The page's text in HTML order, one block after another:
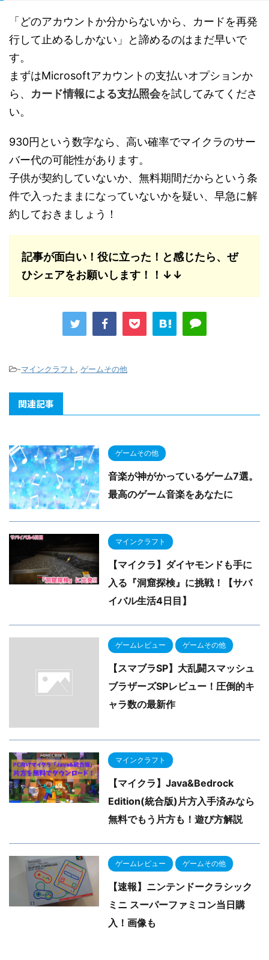
「どのアカウントか分からないから、カードを再発
行して止めるしかない」と諦めるのはまだ早いで
す。
まずはMicrosoftアカウントの支払いオプションか
ら、 カード情報による支払照会を試してみてくださ
い。
930円という数字なら、高い確率でマイクラのサー
バー代の可能性があります。
子供が契約していないか、無料期間だからという条
件で入ったままになっていないかを疑い、早急に解
約しておきましょう！
記事が面白い！役に立った！と感じたら、ぜ
ひシェアをお願いします！！↓↓
-マインクラフト , ゲームその他
関連記事
ゲームその他
音楽が神がかっているゲーム7選。
最高のゲーム音楽をあなたに
マインクラフト
【マイクラ】ダイヤモンドも手に
入る『洞窟探検』に挑戦！【サバ
イバル生活4日目】
ゲームレビュー ゲームその他
【スマブラSP】大乱闘スマッシュ
ブラザーズSPレビュー！圧倒的キ
ャラ数の最新作
マインクラフト
【マイクラ】Java&Bedrock
Edition(統合版)片方入手済みなら
無料でもう片方も！遊び方解説
ゲームレビュー ゲームその他
【速報】ニンテンドークラシック
ミニ スーパーファミコン当日購
入！画像も